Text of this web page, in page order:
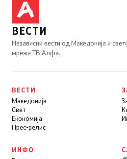
ВЕСТИ
Независни вести од Македонија и
мрежа ТВ Алфа.
ВЕСТИ
Македонија
Свет
Економија
Прес-релис
ИНФО